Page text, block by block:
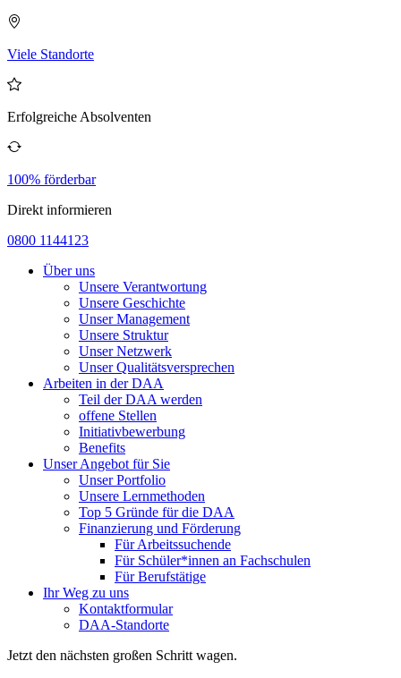
Viele Standorte
Erfolgreiche Absolventen
100% förderbar
Direkt informieren
0800 1144123
Über uns
Unsere Verantwortung
Unsere Geschichte
Unser Management
Unsere Struktur
Unser Netzwerk
Unser Qualitätsversprechen
Arbeiten in der DAA
Teil der DAA werden
offene Stellen
Initiativbewerbung
Benefits
Unser Angebot für Sie
Unser Portfolio
Unsere Lernmethoden
Top 5 Gründe für die DAA
Finanzierung und Förderung
Für Arbeitssuchende
Für Schüler*innen an Fachschulen
Für Berufstätige
Ihr Weg zu uns
Kontaktformular
DAA-Standorte
Jetzt den nächsten großen Schritt wagen.